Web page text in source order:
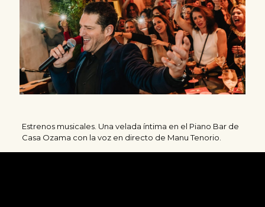
Estrenos musicales. Una velada íntima en el Piano Bar de
Casa Ozama con la voz en directo de Manu Tenorio.